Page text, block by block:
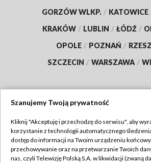
GORZÓW WLKP. / KATOWICE
KRAKÓW / LUBLIN / ŁÓDŹ /
OPOLE / POZNAŃ /
SZCZECIN / WARSZAWA /
TVP
Abonament TVP
Regulamin TVP
Szanujemy Twoją prywatność
Kliknij "Akceptuję i przechodzę do serwisu", aby
korzystanie z technologii automatycznego
dostęp do informacji na Twoim urządzeniu
przechowywanie oraz na przetwarzanie Twoich
nas, czyli Telewizję Polską S.A. w likwidacji (zwaną